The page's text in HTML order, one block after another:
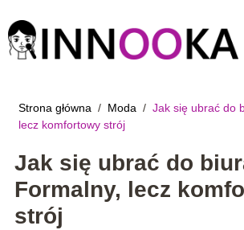
Strona główna / Moda / Jak się ubrać do
lecz komfortowy strój
Jak się ubrać do
Formalny, lecz
strój